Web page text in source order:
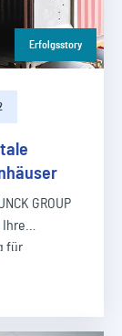
Erfolgsstory
GROUP
Ihre
für…